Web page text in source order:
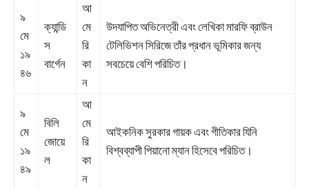
৯
মে
১৯
৪৬
ক্যান্ডি
স
বার্গেন
আ
মে
রি
কা
ন
উদযাপিত অভিনেত্রী এবং লেখিকা মারফি ব্রাউন
টেলিভিশন সিরিজে তাঁর প্রধান ভূমিকার জন্য
সবচেয়ে বেশি পরিচিত।
৯
মে
১৯
৪৯
বিলি
জোয়ে
ল
আ
মে
রি
কা
ন
আইকনিক সুরকার গায়ক এবং গীতিকার যিনি
বিশ্বব্যাপী পিয়ানো ম্যান হিসেবে পরিচিত।